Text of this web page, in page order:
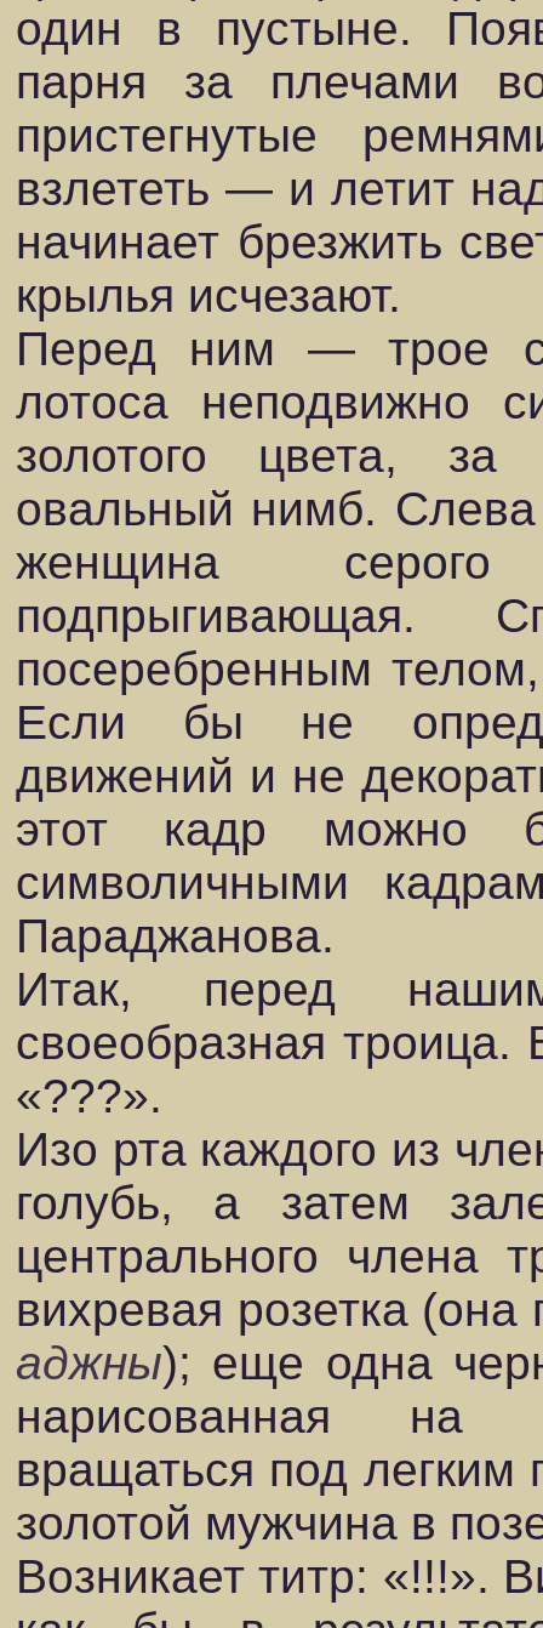
один в пустыне.
парня за плечами
пристегнутые
взлететь — и летит
начинает брезжить
крылья исчезают.
Перед ним — трое
лотоса неподвижно
золотого цвета,
овальный нимб.
женщина серого
посеребренным
Если бы не
движений и не
этот кадр можно
символичными
Параджанова.
Итак, перед
своеобразная троица.
«???».
Изо рта каждого из
голубь, а затем
центрального члена
вихревая розетка
аджны); еще одна
нарисованная на
вращаться под легким
золотой мужчина в
Возникает титр: «!!!».